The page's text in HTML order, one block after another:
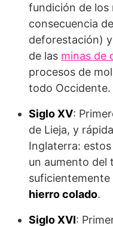
fundición de los
consecuencia
deforestación)
de las minas de
procesos de
todo Occidente.
Siglo XV:
de Lieja, y
Inglaterra:
un aumento del
suficientemente
hierro colado.
Siglo XVI: